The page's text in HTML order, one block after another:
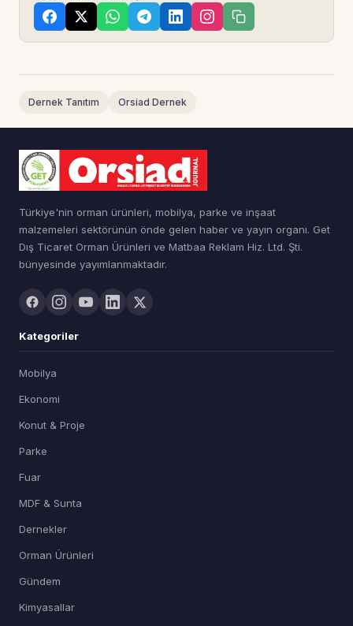
Dernek Tanıtım Orsiad Dernek
Türkiye'nin orman ürünleri, mobilya, parke ve inşaat
malzemeleri sektörünün önde gelen haber ve yayın organı. Get
Dış Ticaret Orman Ürünleri ve Matbaa Reklam Hiz. Ltd. Şti.
bünyesinde yayımlanmaktadır.
Kategoriler
Mobilya
Ekonomi
Konut & Proje
Parke
Fuar
MDF & Sunta
Dernekler
Orman Ürünleri
Gündem
Kimyasallar